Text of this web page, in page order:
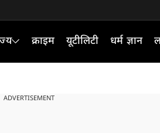
क्राइम यूटीलिटी धर्म ज्ञान
ADVERTISEMENT